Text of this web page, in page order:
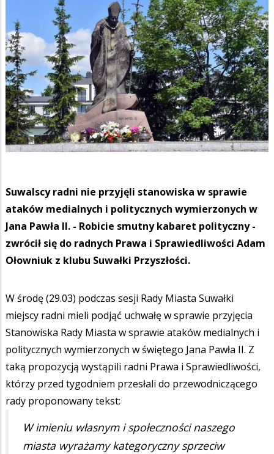
Suwalscy radni nie przyjęli stanowiska w sprawie
ataków medialnych i politycznych wymierzonych w
Jana Pawła II. - Robicie smutny kabaret polityczny -
zwrócił się do radnych Prawa i Sprawiedliwości Adam
Ołowniuk z klubu Suwałki Przyszłości.
W środę (29.03) podczas sesji Rady Miasta Suwałki
miejscy radni mieli podjąć uchwałę w sprawie przyjęcia
Stanowiska Rady Miasta w sprawie ataków medialnych i
politycznych wymierzonych w świętego Jana Pawła II. Z
taką propozycją wystąpili radni Prawa i Sprawiedliwości,
którzy przed tygodniem przesłali do przewodniczącego
rady proponowany tekst:
W imieniu własnym i społeczności naszego
miasta wyrażamy kategoryczny sprzeciw